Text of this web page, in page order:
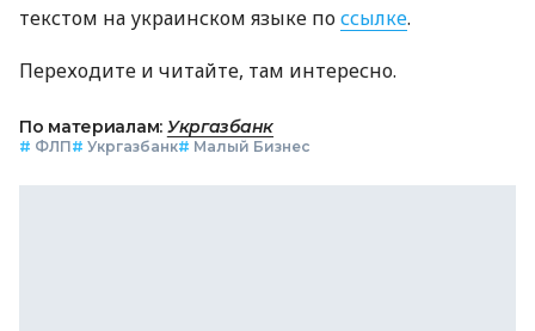
текстом на украинском языке поссылке.
Переходите и читайте, там интересно.
По материалам: Укргазбанк
# ФЛП# Укргазбанк# Малый Бизнес